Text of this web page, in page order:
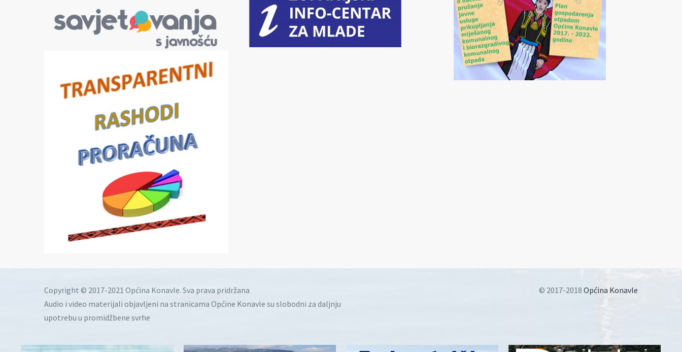
Copyright © 2017-2021 Općina Konavle. Sva prava pridržana
Audio i video materijali objavljeni na stranicama Općine Konavle su slobodni za daljnju
upotrebu u promidžbene svrhe
© 2017-2018 Općina Konavle